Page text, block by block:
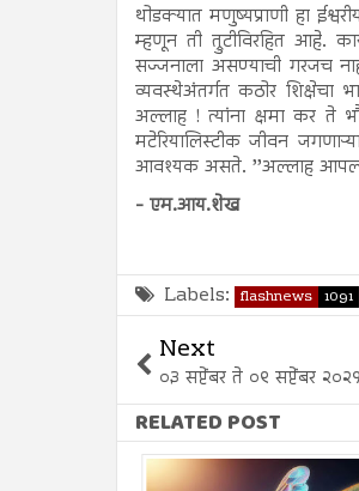
थोडक्यात मणुष्यप्राणी हा
म्हणून ती त्रुटीविरहित आहे.
सज्जनाला असण्याची गरजच
व्यवस्थेअंतर्गत कठोर शिक्षेचा
अल्लाह ! त्यांना क्षमा कर ते
मटेरियालिस्टीक जीवन
आवश्यक असते. ’’अल्लाह
- एम.आय.शेख
Labels: flashnews 1091
Next
०३ सप्टेंबर ते ०९ सप्टेंबर २०२१
RELATED POST